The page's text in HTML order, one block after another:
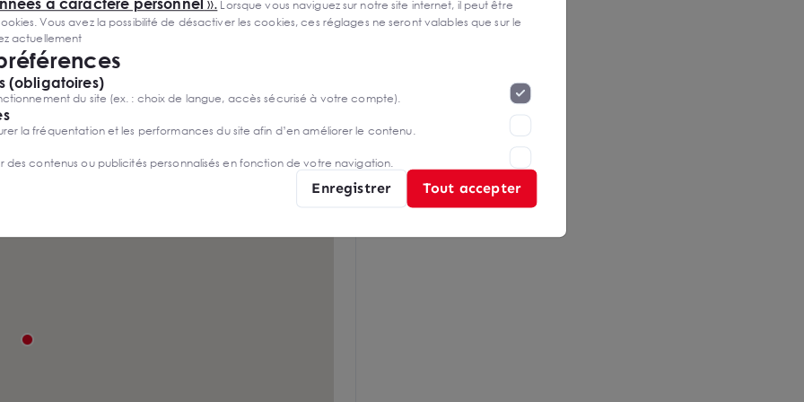
Accès de plain-pied : 1 accès
Chauffage par aérothermes
Sprinklers ESFR
Lorsque vous naviguez sur notre site internet, il peut être
Vous avez la possibilité de désactiver les cookies, ces réglages ne seront valables que sur le
actuellement
(obligatoires)
du site (ex. : choix de langue, accès sécurisé à votre compte).
la fréquentation et les performances du site afin d’en améliorer le contenu.
des contenus ou publicités personnalisés en fonction de votre navigation.
Enregistrer Tout accepter